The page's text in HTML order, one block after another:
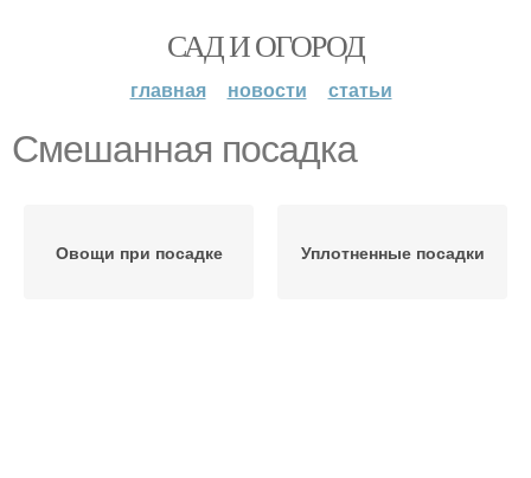
САД И ОГОРОД
главная новости статьи
Смешанная посадка
Овощи при посадке Уплотненные посадки